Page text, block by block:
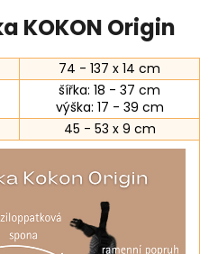
KOKON Origin
74 - 137 x 14 cm
šířka: 18 - 37 cm
výška: 17 - 39 cm
45 - 53 x 9 cm